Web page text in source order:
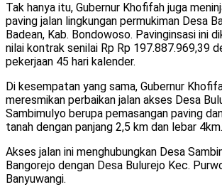
Tak hanya itu, Gubernur Khofifah juga
paving jalan lingkungan permukiman Desa
Badean, Kab. Bondowoso. Pavinginsasi ini
nilai kontrak senilai Rp Rp 197.887.969,39
pekerjaan 45 hari kalender.
Di kesempatan yang sama, Gubernur
meresmikan perbaikan jalan akses Desa
Sambimulyo berupa pemasangan paving
tanah dengan panjang 2,5 km dan lebar 4km.
Akses jalan ini menghubungkan Desa
Bangorejo dengan Desa Bulurejo Kec.
Banyuwangi.